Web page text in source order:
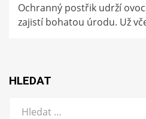
Ochranný postřik udrží
zajistí bohatou úrodu. Už
HLEDAT